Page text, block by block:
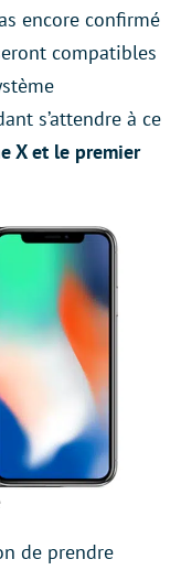
encore confirmé
compatibles
s’attendre à ce
X et le premier
de prendre